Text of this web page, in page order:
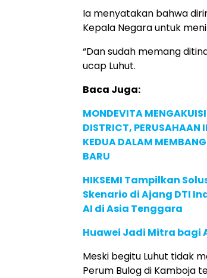
Ia menyatakan bahwa
Kepala Negara untuk
“Dan sudah memang
ucap Luhut.
Baca Juga:
MONDEVITA
DISTRICT, PERUSAHAAN
KEDUA DALAM
BARU
HIKSEMI Tampilkan
Skenario di Ajang DTI
AI di Asia Tenggara
Huawei Jadi Mitra bagi
Meski begitu Luhut tidak
Perum Bulog di Kamboja